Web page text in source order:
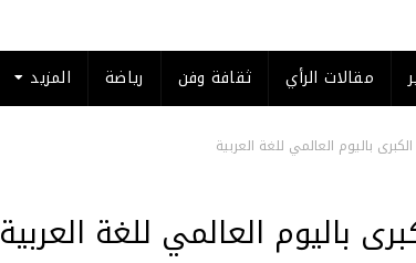
مقالات الرأي ثقافة وفن رياضة المزيد
باليوم العالمي للغة العربية
باليوم العالمي للغة العربية